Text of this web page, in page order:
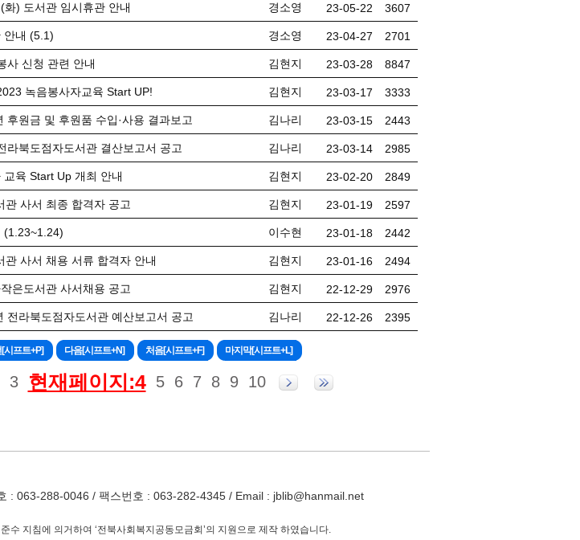
) 도서관 임시휴관 안내 경소영 23-05-22 3607
안내 (5.1) 경소영 23-04-27 2701
사 신청 관련 안내 김현지 23-03-28 8847
녹음봉사자교육 Start UP! 김현지 23-03-17 3333
후원금 및 후원품 수입·사용 결과보고 김나리 23-03-15 2443
라북도점자도서관 결산보고서 공고 김나리 23-03-14 2985
육 Start Up 개최 안내 김현지 23-02-20 2849
관 사서 최종 합격자 공고 김현지 23-01-19 2597
(1.23~1.24) 이수현 23-01-18 2442
관 사서 채용 서류 합격자 안내 김현지 23-01-16 2494
은도서관 사서채용 공고 김현지 22-12-29 2976
전라북도점자도서관 예산보고서 공고 김나리 22-12-26 2395
3 현재페이지:4 5 6 7 8 9 10
: 063-288-0046 / 팩스번호 : 063-282-4345 / Email : jblib@hanmail.net
수 지침에 의거하여 ‘전북사회복지공동모금회’의 지원으로 제작 하였습니다.